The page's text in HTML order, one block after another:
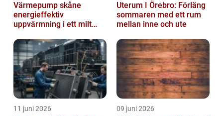
Värmepump skåne
energieffektiv
uppvärmning i ett milt
Uterum I Örebro: Förläng
sommaren med ett rum
mellan inne och ute
11 juni 2026 09 juni 2026